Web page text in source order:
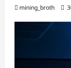
mining_broth